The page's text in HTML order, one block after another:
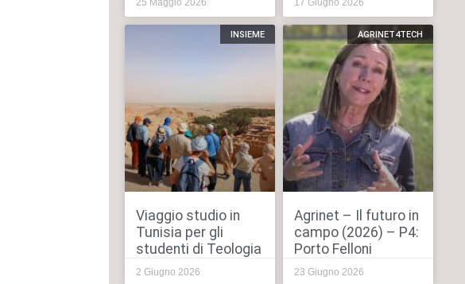
25 Maggio 2026 17 Giugno 2026
INSIEME
Viaggio studio in
Tunisia per gli
studenti di Teologia
2 Giugno 2026
AGRINET4TECH
Agrinet – Il futuro in
campo (2026) – P4:
Porto Felloni
23 Giugno 2026